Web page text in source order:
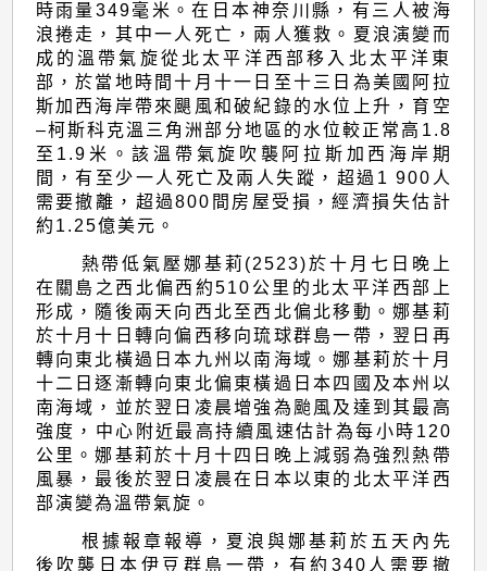
時雨量349毫米。在日本神奈川縣，有三人被海
浪捲走，其中一人死亡，兩人獲救。夏浪演變而
成的溫帶氣旋從北太平洋西部移入北太平洋東
部，於當地時間十月十一日至十三日為美國阿拉
斯加西海岸帶來颶風和破紀錄的水位上升，育空
–柯斯科克溫三角洲部分地區的水位較正常高1.8
至1.9米。該溫帶氣旋吹襲阿拉斯加西海岸期
間，有至少一人死亡及兩人失蹤，超過1 900人
需要撤離，超過800間房屋受損，經濟損失估計
約1.25億美元。
熱帶低氣壓娜基莉(2523)於十月七日晚上
在關島之西北偏西約510公里的北太平洋西部上
形成，隨後兩天向西北至西北偏北移動。娜基莉
於十月十日轉向偏西移向琉球群島一帶，翌日再
轉向東北橫過日本九州以南海域。娜基莉於十月
十二日逐漸轉向東北偏東橫過日本四國及本州以
南海域，並於翌日凌晨增強為颱風及達到其最高
強度，中心附近最高持續風速估計為每小時120
公里。娜基莉於十月十四日晚上減弱為強烈熱帶
風暴，最後於翌日凌晨在日本以東的北太平洋西
部演變為溫帶氣旋。
根據報章報導，夏浪與娜基莉於五天內先
後吹襲日本伊豆群島一帶，有約340人需要撤